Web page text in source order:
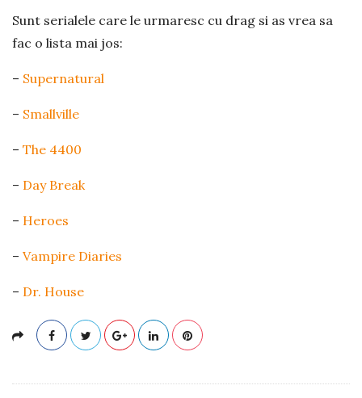
Sunt serialele care le urmaresc cu drag si as vrea sa
fac o lista mai jos:
– Supernatural
– Smallville
– The 4400
– Day Break
– Heroes
– Vampire Diaries
– Dr. House